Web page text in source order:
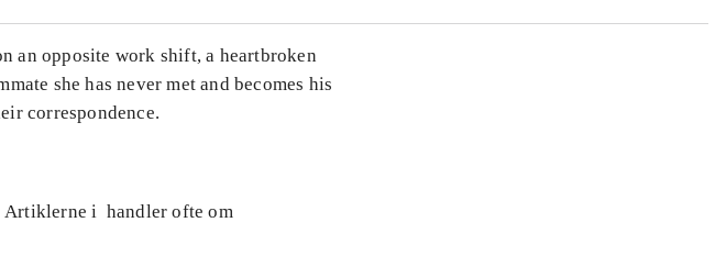
an opposite work shift, a heartbroken
she has never met and becomes his
correspondence.
Artiklerne i handler ofte om